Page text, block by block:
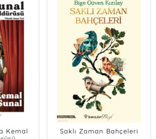
Kemal
Saklı Zaman Bahçeleri